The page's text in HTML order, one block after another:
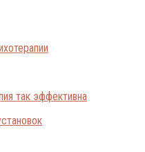
так эффективна